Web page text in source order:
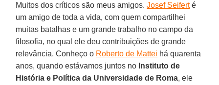
Muitos dos críticos são meus amigos.Josef Seiferté
um amigo de toda a vida, com quem compartilhei
muitas batalhas e um grande trabalho no campo da
filosofia, no qual ele deu contribuições de grande
relevância. Conheço o Roberto de Mattei há quarenta
anos, quando estávamos juntos no Instituto de
História e Política da Universidade de Roma, ele